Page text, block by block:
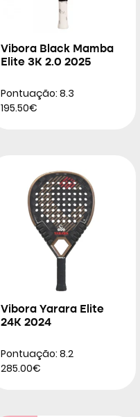
Vibora Black Mamba
Elite 3K 2.0 2025
Pontuação: 8.3
195.50€
Vibora Yarara Elite
24K 2024
Pontuação: 8.2
285.00€